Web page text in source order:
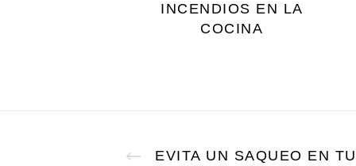
INCENDIOS EN LA
COCINA